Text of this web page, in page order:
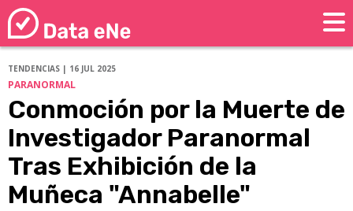
TENDENCIAS | 16 JUL 2025
PARANORMAL
Conmoción por la Muerte de
Investigador Paranormal
Tras Exhibición de la
Muñeca "Annabelle"